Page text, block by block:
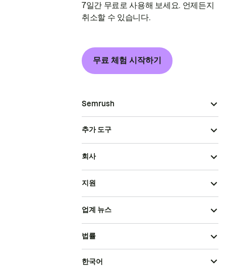
7일간 무료로 사용해 보세요. 언제든지
취소할 수 있습니다.
무료 체험 시작하기
Semrush
추가 도구
회사
지원
업계 뉴스
법률
한국어